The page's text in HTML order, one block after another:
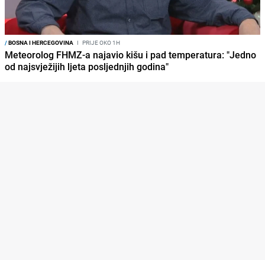
/BOSNA I HERCEGOVINA I PRIJE OKO 1H
Meteorolog FHMZ-a najavio kišu i pad temperatura: "Jedno
od najsvježijih ljeta posljednjih godina"